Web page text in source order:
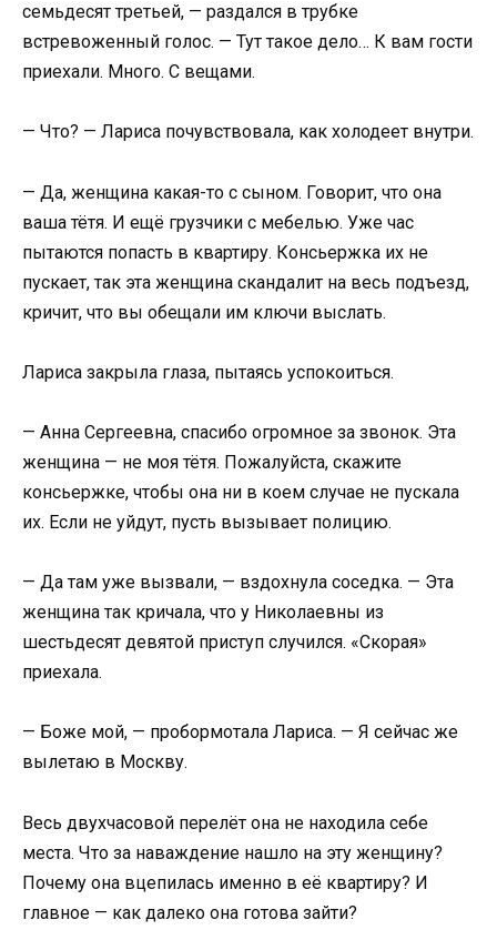
семьдесят третьей, — раздался в трубке
встревоженный голос. — Тут такое дело… К вам гости
приехали. Много. С вещами.
— Что? — Лариса почувствовала, как холодеет внутри.
— Да, женщина какая-то с сыном. Говорит, что она
ваша тётя. И ещё грузчики с мебелью. Уже час
пытаются попасть в квартиру. Консьержка их не
пускает, так эта женщина скандалит на весь подъезд,
кричит, что вы обещали им ключи выслать.
Лариса закрыла глаза, пытаясь успокоиться.
— Анна Сергеевна, спасибо огромное за звонок. Эта
женщина — не моя тётя. Пожалуйста, скажите
консьержке, чтобы она ни в коем случае не пускала
их. Если не уйдут, пусть вызывает полицию.
— Да там уже вызвали, — вздохнула соседка. — Эта
женщина так кричала, что у Николаевны из
шестьдесят девятой приступ случился. «Скорая»
приехала.
— Боже мой, — пробормотала Лариса. — Я сейчас же
вылетаю в Москву.
Весь двухчасовой перелёт она не находила себе
места. Что за наваждение нашло на эту женщину?
Почему она вцепилась именно в её квартиру? И
главное — как далеко она готова зайти?